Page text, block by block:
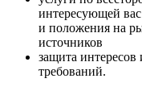
интересующей
и положения на
источников
защита
требований.